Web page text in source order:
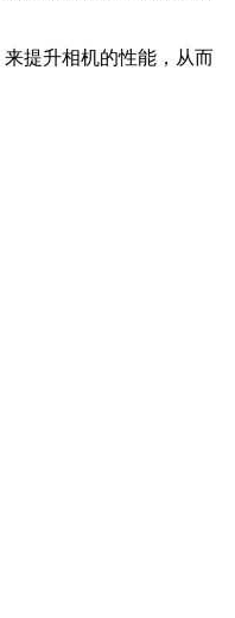
提升相机的性能，从而